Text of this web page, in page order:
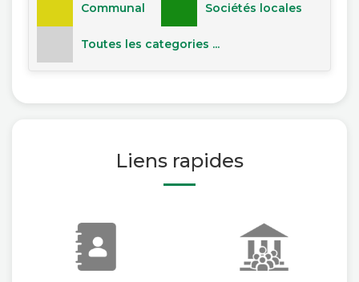
Communal Sociétés locales
Toutes les categories ...
Liens rapides